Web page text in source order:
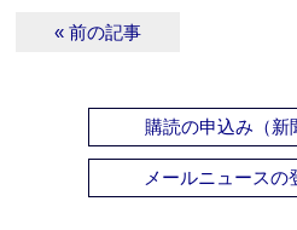
« 前の記事
購読の申込み（新
メールニュースの